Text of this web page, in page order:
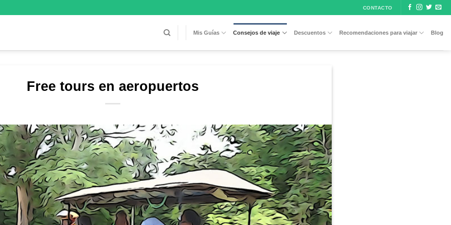
CONTACTO
Mis Guías Consejos de viaje Descuentos Recomendaciones para viajar Blog
Free tours en aeropuertos